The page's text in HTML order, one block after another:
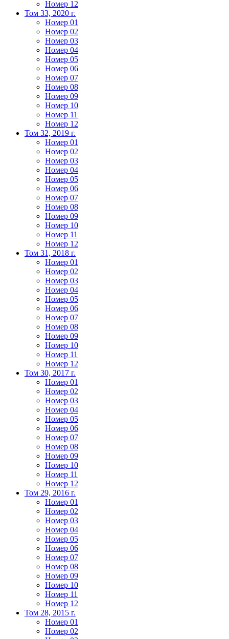
Номер 12
Том 33, 2020 г.
Номер 01
Номер 02
Номер 03
Номер 04
Номер 05
Номер 06
Номер 07
Номер 08
Номер 09
Номер 10
Номер 11
Номер 12
Том 32, 2019 г.
Номер 01
Номер 02
Номер 03
Номер 04
Номер 05
Номер 06
Номер 07
Номер 08
Номер 09
Номер 10
Номер 11
Номер 12
Том 31, 2018 г.
Номер 01
Номер 02
Номер 03
Номер 04
Номер 05
Номер 06
Номер 07
Номер 08
Номер 09
Номер 10
Номер 11
Номер 12
Том 30, 2017 г.
Номер 01
Номер 02
Номер 03
Номер 04
Номер 05
Номер 06
Номер 07
Номер 08
Номер 09
Номер 10
Номер 11
Номер 12
Том 29, 2016 г.
Номер 01
Номер 02
Номер 03
Номер 04
Номер 05
Номер 06
Номер 07
Номер 08
Номер 09
Номер 10
Номер 11
Номер 12
Том 28, 2015 г.
Номер 01
Номер 02